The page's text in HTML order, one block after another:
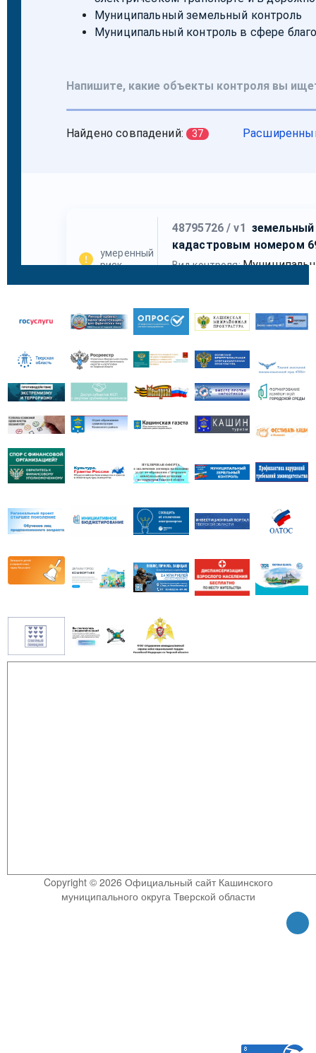
Copyright © 2026 Официальный сайт Кашинского
муниципального округа Тверской области